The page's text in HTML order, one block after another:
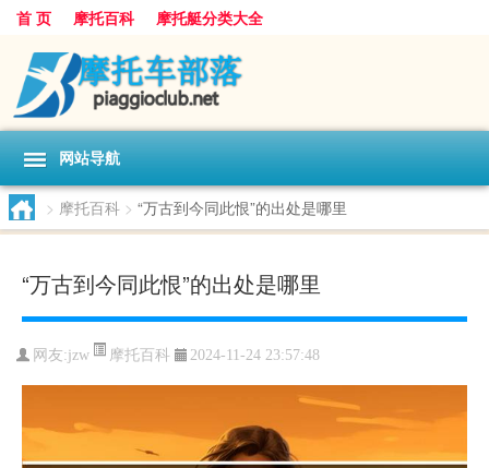
首 页 摩托百科 摩托艇分类大全
网站导航
> 摩托百科 > “万古到今同此恨”的出处是哪里
“万古到今同此恨”的出处是哪里
网友:jzw 摩托百科 2024-11-24 23:57:48